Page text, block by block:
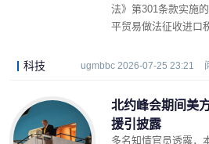
法》第301条款实施
平贸易做法征收进口
科技 ugmbbc 2026-07-25 23:21
北约峰会期间美
援引披露
多名知情官员透露，